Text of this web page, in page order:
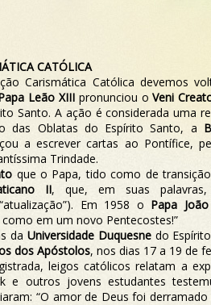
CATÓLICA
Carismática Católica devemos
Leão XIIIpronunciou oVeni
Santo. A ação é considerada uma
das Oblatas do Espírito Santo, a
a escrever cartas ao Pontífice,
Trindade.
que o Papa, tido como de
II, que, em suas
Em 1958 o Papa
em um novo Pentecostes!”
da Universidade Duquesnedo
dos Apóstolos, nos dias 17 a 19 de
leigos católicos relatam a
e outros jovens estudantes
“O amor de Deus foi